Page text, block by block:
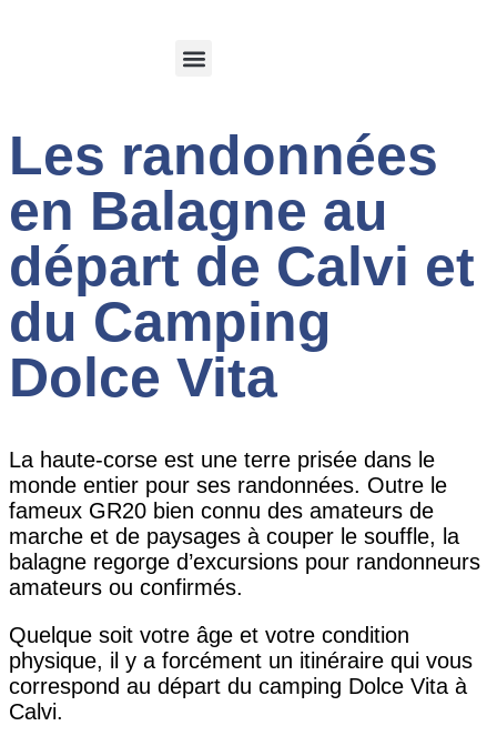
Les randonnées
en Balagne au
départ de Calvi et
du Camping
Dolce Vita
La haute-corse est une terre prisée dans le
monde entier pour ses randonnées. Outre le
fameux GR20 bien connu des amateurs de
marche et de paysages à couper le souffle, la
balagne regorge d’excursions pour randonneurs
amateurs ou confirmés.
Quelque soit votre âge et votre condition
physique, il y a forcément un itinéraire qui vous
correspond au départ du camping Dolce Vita à
Calvi.